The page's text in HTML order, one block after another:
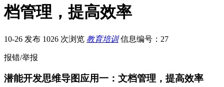
档管理，提高效率
10-26 发布 1026 次浏览 教育培训 信息编号：27
报错/举报
潜能开发思维导图应用一：文档管理，提高效率